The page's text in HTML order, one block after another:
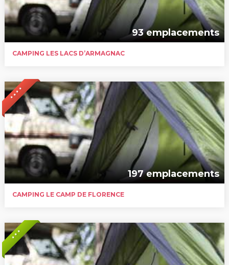
93 emplacements
CAMPING LES LACS D’ARMAGNAC
* * * *
197 emplacements
CAMPING LE CAMP DE FLORENCE
* * *